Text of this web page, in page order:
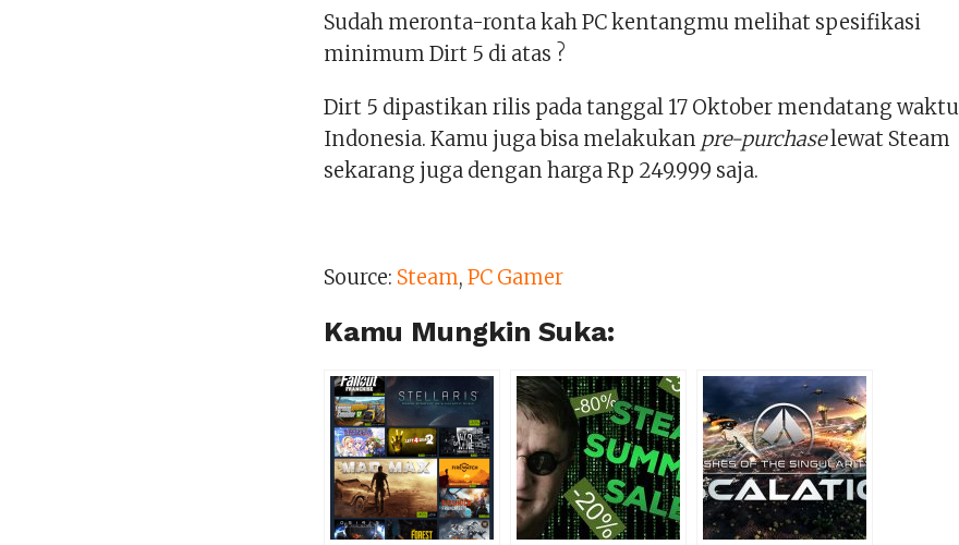
Sudah meronta-ronta kah PC kentangmu melihat spesifikasi
minimum Dirt 5 di atas ?
Dirt 5 dipastikan rilis pada tanggal 17 Oktober mendatang waktu
Indonesia. Kamu juga bisa melakukan pre-purchaselewat Steam
sekarang juga dengan harga Rp 249.999 saja.
Source: Steam,PC Gamer
Kamu Mungkin Suka: